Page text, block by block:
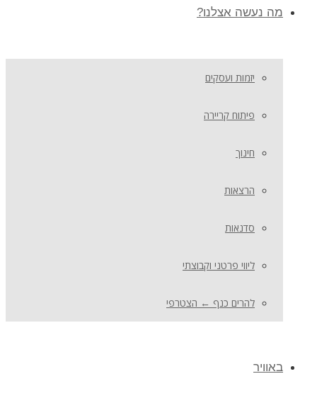
מה נעשה אצלנו?
יזמות ועסקים
פיתוח קריירה
חינוך
הרצאות
סדנאות
ליווי פרטני וקבוצתי
להרים כנף ← הצטרפי
באוויר